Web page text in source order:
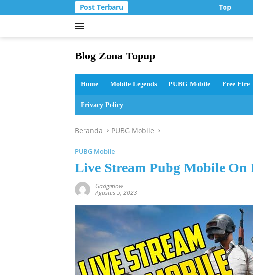
ke
Post Terbaru Top Up
Blog Zona Topup
dan
bermain
Home Mobile Legends PUBG Mobile Free Fire
Privacy Policy
Beranda PUBG Mobile
PUBG Mobile
Live Stream Pubg Mobile On
Gadgetlow
Agustus 5, 2023